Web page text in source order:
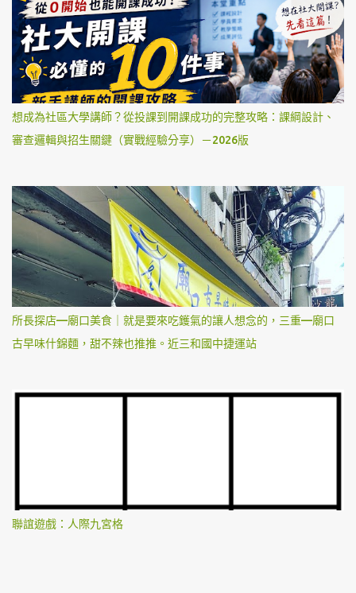
想成為社區大學講師？從投課到開課成功的完整攻略：課綱設計、
審查邏輯與招生關鍵（實戰經驗分享）－2026版
所長探店—廟口美食｜就是要來吃鑊氣的讓人想念的，三重—廟口
古早味什錦麵，甜不辣也推推。近三和國中捷運站
聯誼遊戲：人際九宮格